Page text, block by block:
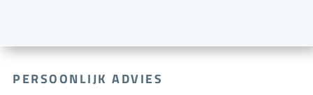
PERSOONLIJK ADVIES